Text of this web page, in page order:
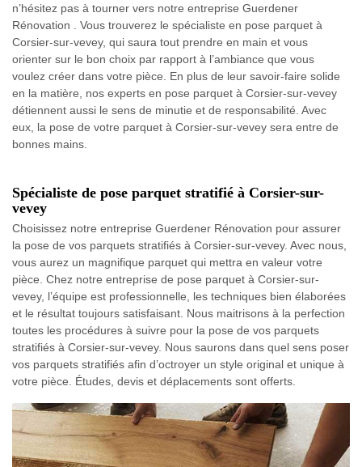
n’hésitez pas à tourner vers notre entreprise Guerdener
Rénovation . Vous trouverez le spécialiste en pose parquet à
Corsier-sur-vevey, qui saura tout prendre en main et vous
orienter sur le bon choix par rapport à l’ambiance que vous
voulez créer dans votre pièce. En plus de leur savoir-faire solide
en la matière, nos experts en pose parquet à Corsier-sur-vevey
détiennent aussi le sens de minutie et de responsabilité. Avec
eux, la pose de votre parquet à Corsier-sur-vevey sera entre de
bonnes mains.
Spécialiste de pose parquet stratifié à Corsier-sur-
vevey
Choisissez notre entreprise Guerdener Rénovation pour assurer
la pose de vos parquets stratifiés à Corsier-sur-vevey. Avec nous,
vous aurez un magnifique parquet qui mettra en valeur votre
pièce. Chez notre entreprise de pose parquet à Corsier-sur-
vevey, l’équipe est professionnelle, les techniques bien élaborées
et le résultat toujours satisfaisant. Nous maitrisons à la perfection
toutes les procédures à suivre pour la pose de vos parquets
stratifiés à Corsier-sur-vevey. Nous saurons dans quel sens poser
vos parquets stratifiés afin d’octroyer un style original et unique à
votre pièce. Études, devis et déplacements sont offerts.